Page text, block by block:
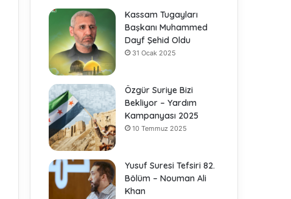
Kassam Tugayları
Başkanı Muhammed
Dayf Şehid Oldu
31 Ocak 2025
Özgür Suriye Bizi
Bekliyor – Yardım
Kampanyası 2025
10 Temmuz 2025
Yusuf Suresi Tefsiri 82.
Bölüm – Nouman Ali
Khan